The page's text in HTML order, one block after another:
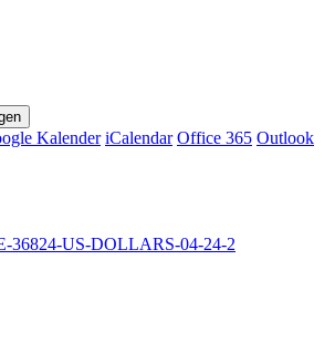
Kalender iCalendar Office 365 Outlook
36824-US-DOLLARS-04-24-2